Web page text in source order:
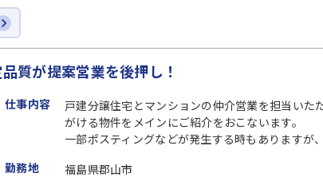
質が提案営業を後押し！
仕事内容
戸建分譲住宅とマンションの仲介営業を担当い
がける物件をメインにご紹介をおこないます。
一部ポスティングなどが発生する時もありますが
勤務地
福島県郡山市